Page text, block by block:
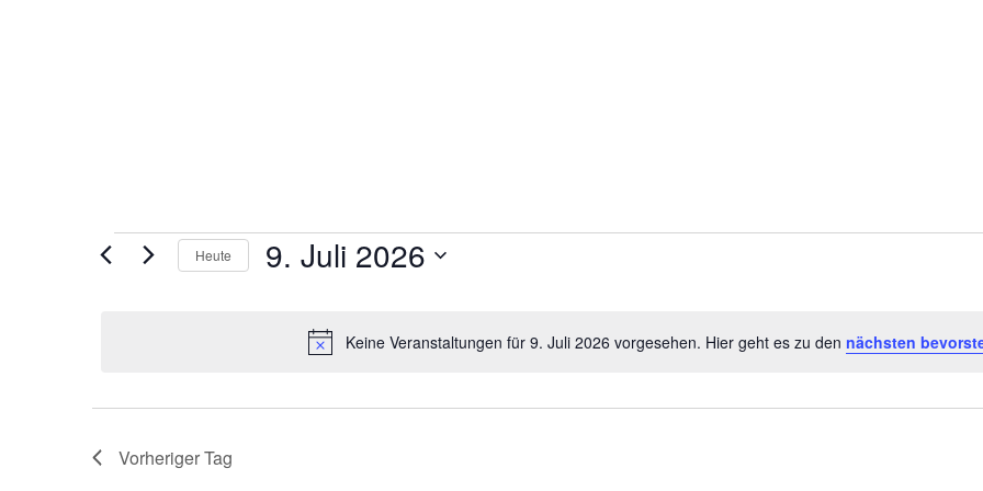
Veranstaltungen
Hinweis
Keine Veranstaltungen für 9. Juli 2026 vorgesehen. Hier geht es zu den nächsten
Heute 9. Juli 2026
Vorheriger Tag